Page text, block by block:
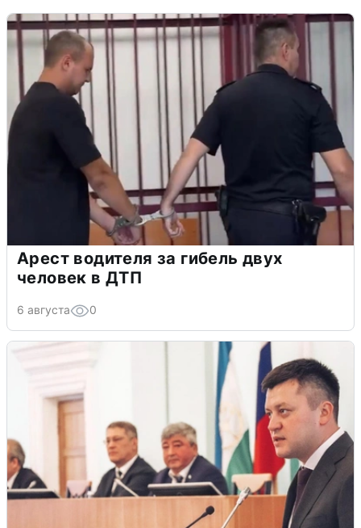
Арест водителя за гибель двух
человек в ДТП
6 августа 0